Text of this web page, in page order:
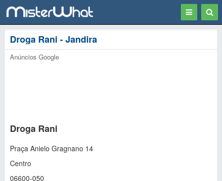
Toggle
Droga Rani - Jandira
Anúncios Google
Droga Rani
Praça Anielo Gragnano 14
Centro
06600-050